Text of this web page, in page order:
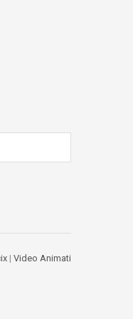
| Video Animati